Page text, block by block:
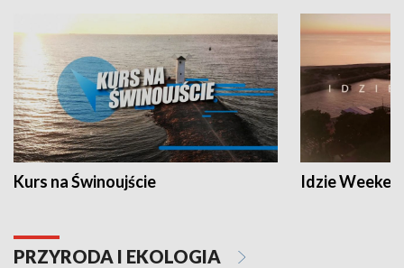
Kurs na Świnoujście Idzie
PRZYRODA I EKOLOGIA